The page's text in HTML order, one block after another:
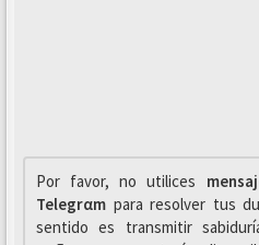
Por favor, no utilices
Telegrαm para resolver tus
sentido es transmitir